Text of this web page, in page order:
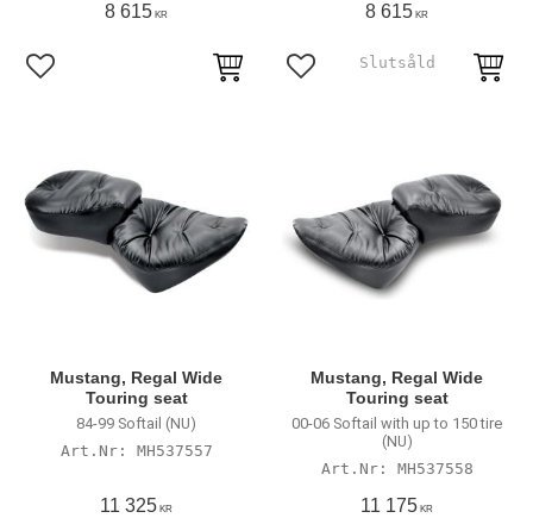
8 615 KR
Lägg till i favoriter
8 615 KR
Lägg till i favoriter
Mustang, Regal Wide
Touring seat
84-99 Softail (NU)
MH537557
11 325 KR
Mustang, Regal Wide
Touring seat
00-06 Softail with up to 150 tire
(NU)
MH537558
11 175 KR